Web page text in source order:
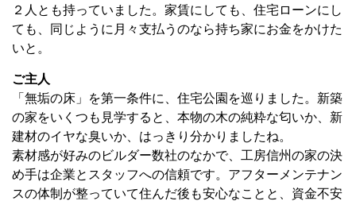
２人とも持っていました。家賃にしても、住宅ローンにし
ても、同じように月々支払うのなら持ち家にお金をかけた
いと。
ご主人
「無垢の床」を第一条件に、住宅公園を巡りました。新築
の家をいくつも見学すると、本物の木の純粋な匂いか、新
建材のイヤな臭いか、はっきり分かりましたね。
素材感が好みのビルダー数社のなかで、工房信州の家の決
め手は企業とスタッフへの信頼です。アフターメンテナン
スの体制が整っていて住んだ後も安心なことと、資金不安